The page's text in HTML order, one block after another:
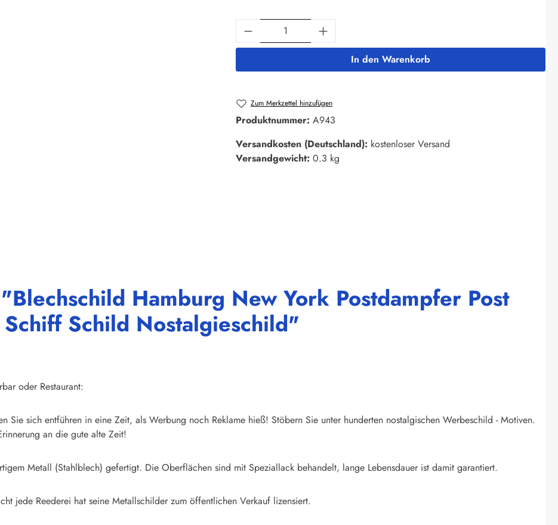
Produkt Anzahl: Gib den gewünschten Wert ein
In den Warenkorb
Zum Merkzettel hinzufügen
Produktnummer: A943
Versandkosten (Deutschland): kostenloser Versand
Versandgewicht: 0.3 kg
Hamburg New York Postdampfer Post
Schild Nostalgieschild"
oder Restaurant:
Sie sich entführen in eine Zeit, als Werbung noch Reklame hieß! Stöbern Sie unter hunderten nostalgischen Werbeschild - Motiven.
an die gute alte Zeit!
Metall (Stahlblech) gefertigt. Die Oberflächen sind mit Speziallack behandelt, lange Lebensdauer ist damit garantiert.
jede Reederei hat seine Metallschilder zum öffentlichen Verkauf lizensiert.